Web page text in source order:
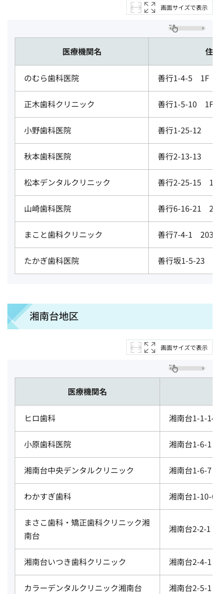
画面サイズで表示
医療機関名 住
のむら歯科医院 善行1-4-5 1F
正木歯科クリニック 善行1-5-10 1F
小野歯科医院 善行1-25-12
秋本歯科医院 善行2-13-13
松本デンタルクリニック 善行2-25-15 1F
山崎歯科医院 善行6-16-21 2F
まこと歯科クリニック 善行7-4-1 203
たかぎ歯科医院 善行坂1-5-23
湘南台地区
画面サイズで表示
医療機関名
ヒロ歯科 湘南台1-1-
小原歯科医院 湘南台1-6-1
湘南台中央デンタルクリニック 湘南台1-6-
わかすぎ歯科 湘南台1-10-6
まさこ歯科・矯正歯科クリニック湘
南台
湘南台2‐2‐1
湘南台いつき歯科クリニック 湘南台2-4-1
カラーデンタルクリニック湘南台 湘南台2-5-1